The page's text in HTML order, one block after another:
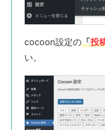
cocoon設定の「投
い。